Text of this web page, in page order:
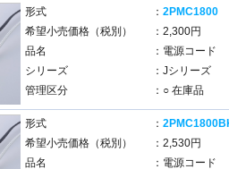
形式 ： 2PMC1800
希望小売価格（税別）
：2,300円
品名
：電源コード
シリーズ
：Jシリーズ
管理区分
：○ 在庫品
形式 ：
希望小売価格（税別）
：2,530円
品名
：電源コード